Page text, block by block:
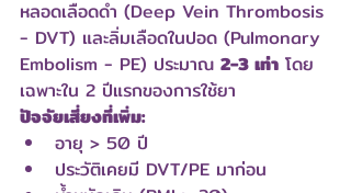
หลอดเลือดดำ (Deep Vein Thrombosis
- DVT) และลิ่มเลือดในปอด (Pulmonary
Embolism - PE) ประมาณ 2-3 เท่า โดย
เฉพาะใน 2 ปีแรกของการใช้ยา
ปัจจัยเสี่ยงที่เพิ่ม:
อายุ > 50 ปี
ประวัติเคยมี DVT/PE มาก่อน